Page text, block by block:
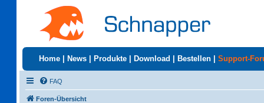
Home News Produkte Download Bestellen Support-
FAQ
Foren-Übersicht